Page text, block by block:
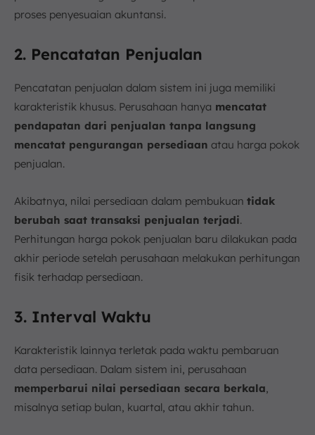
proses penyesuaian akuntansi.
2. Pencatatan Penjualan
Pencatatan penjualan dalam sistem ini juga memiliki
karakteristik khusus. Perusahaan hanya mencatat
pendapatan dari penjualan tanpa langsung
mencatat pengurangan persediaan atau harga pokok
penjualan.
Akibatnya, nilai persediaan dalam pembukuan tidak
berubah saat transaksi penjualan terjadi.
Perhitungan harga pokok penjualan baru dilakukan pada
akhir periode setelah perusahaan melakukan perhitungan
fisik terhadap persediaan.
3. Interval Waktu
Karakteristik lainnya terletak pada waktu pembaruan
data persediaan. Dalam sistem ini, perusahaan
memperbarui nilai persediaan secara berkala,
misalnya setiap bulan, kuartal, atau akhir tahun.